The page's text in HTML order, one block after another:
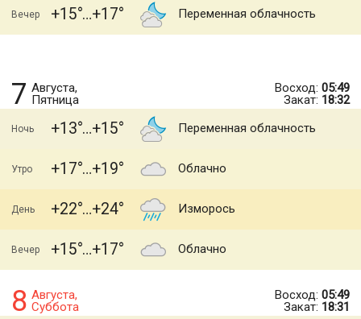
Вечер +15 +17 Переменная облачность
7 Августа,
Пятница
Восход: 05:49
Закат: 18:32
Ночь +13 +15 Переменная облачность
Утро +17 +19 Облачно
День +22 +24 Изморось
Вечер +15 +17 Облачно
8 Августа,
Суббота
Восход: 05:49
Закат: 18:31